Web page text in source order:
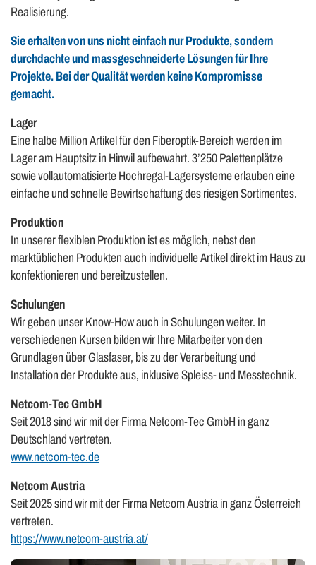
Realisierung.
Sie erhalten von uns nicht einfach nur Produkte, sondern
durchdachte und massgeschneiderte Lösungen für Ihre
Projekte. Bei der Qualität werden keine Kompromisse
gemacht.
Lager
Eine halbe Million Artikel für den Fiberoptik-Bereich werden im
Lager am Hauptsitz in Hinwil aufbewahrt. 3’250 Palettenplätze
sowie vollautomatisierte Hochregal-Lagersysteme erlauben eine
einfache und schnelle Bewirtschaftung des riesigen Sortimentes.
Produktion
In unserer flexiblen Produktion ist es möglich, nebst den
marktüblichen Produkten auch individuelle Artikel direkt im Haus zu
konfektionieren und bereitzustellen.
Schulungen
Wir geben unser Know-How auch in Schulungen weiter. In
verschiedenen Kursen bilden wir Ihre Mitarbeiter von den
Grundlagen über Glasfaser, bis zu der Verarbeitung und
Installation der Produkte aus, inklusive Spleiss- und Messtechnik.
Netcom-Tec GmbH
Seit 2018 sind wir mit der Firma Netcom-Tec GmbH in ganz
Deutschland vertreten.
www.netcom-tec.de
Netcom Austria
Seit 2025 sind wir mit der Firma Netcom Austria in ganz Österreich
vertreten.
https://www.netcom-austria.at/